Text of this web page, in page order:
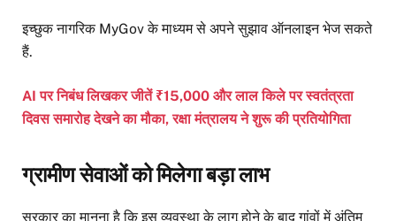
इच्छुक नागरिक MyGov के माध्यम से अपने सुझाव ऑनलाइन भेज सकते
हैं.
AI पर निबंध लिखकर जीतें ₹15,000 और लाल किले पर स्वतंत्रता
दिवस समारोह देखने का मौका, रक्षा मंत्रालय ने शुरू की प्रतियोगिता
ग्रामीण सेवाओं को मिलेगा बड़ा लाभ
सरकार का मानना है कि इस व्यवस्था के लागू होने के बाद गांवों में अंतिम